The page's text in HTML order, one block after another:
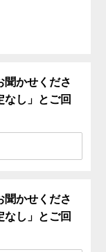
聞かせくださ
なし」とご回
聞かせくださ
なし」とご回